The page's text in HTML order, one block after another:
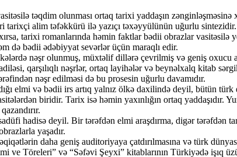
təqdim olunması ortaq tarixi yaddaşın zənginləşməsinə
tarixçi alim təfəkkürü ilə yazıçı təxəyyülünün uğurlu sintezidir.
tarixi romanlarında həmin faktlar bədii obrazlar vasitəsilə
də bədii ədəbiyyat sevərlər üçün maraqlı edir.
nəşr olunmuş, müxtəlif dillərə çevrilmiş və geniş oxucu
qarşılıqlı nəşrlər, ortaq layihələr və beynəlxalq kitab
nəşr edilməsi də bu prosesin uğurlu davamıdır.
elmi və bədii irs artıq yalnız ölkə daxilində deyil, bütün türk
biridir. Tarix isə həmin yaxınlığın ortaq yaddaşıdır.
hadisə deyil. Bir tərəfdən elmi araşdırma, digər tərəfdən
yaşadır.
daha geniş auditoriyaya çatdırılmasına və türk
Töreleri” və “Səfəvi Şeyxi” kitablarının Türkiyədə işıq